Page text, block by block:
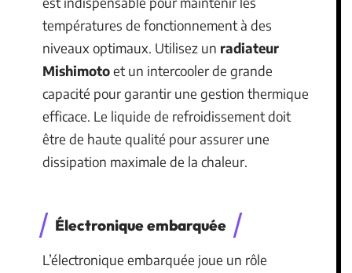
températures de fonctionnement à des
niveaux optimaux. Utilisez un radiateur
Mishimotoet un intercooler de grande
capacité pour garantir une gestion thermique
efficace. Le liquide de refroidissement doit
être de haute qualité pour assurer une
dissipation maximale de la chaleur.
Électronique embarquée
L’électronique embarquée joue un rôle